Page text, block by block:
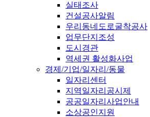
실태조사
건설공사알림
우리동네도로굴착공사
업무단지조성
도시경관
역세권 활성화사업
경제/기업/일자리/동물
일자리센터
지역일자리공시제
공공일자리사업안내
소상공인지원